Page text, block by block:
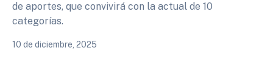
de aportes, que convivirá con la actual de 10
categorías.
10 de diciembre, 2025